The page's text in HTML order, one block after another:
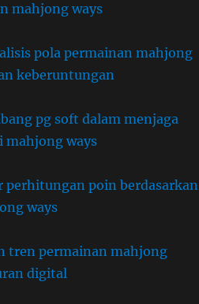
mahjong ways
pola permainan mahjong
keberuntungan
pg soft dalam menjaga
mahjong ways
perhitungan poin berdasarkan
ways
tren permainan mahjong
digital